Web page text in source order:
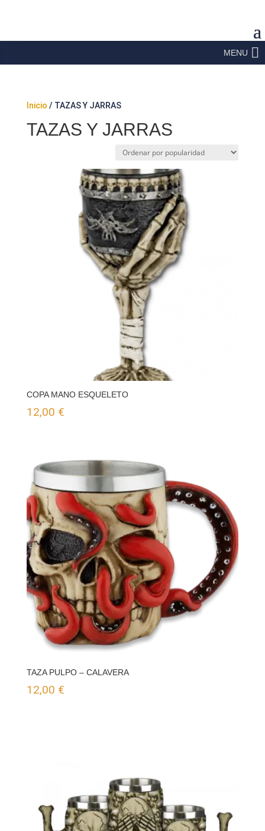
MENU
Inicio / TAZAS Y JARRAS
TAZAS Y JARRAS
COPA MANO ESQUELETO
12,00 €
TAZA PULPO – CALAVERA
12,00 €